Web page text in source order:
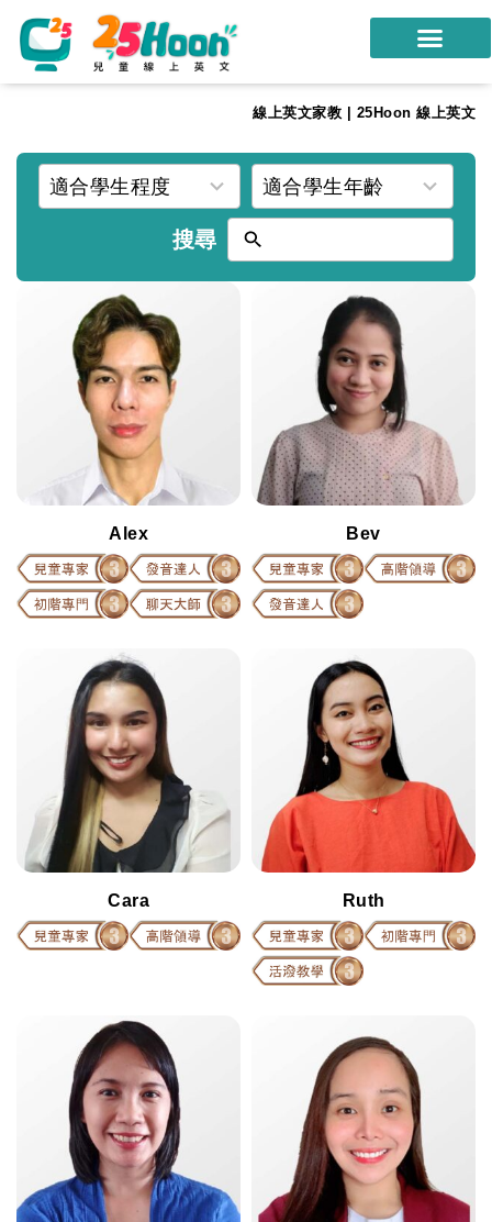
課程教材
限時優惠
註冊
線上英文家教 | 25Hoon 線上英文
適合學生程度
results
適合學生年齡
results
available
搜尋
Alex Bev
Cara Ruth